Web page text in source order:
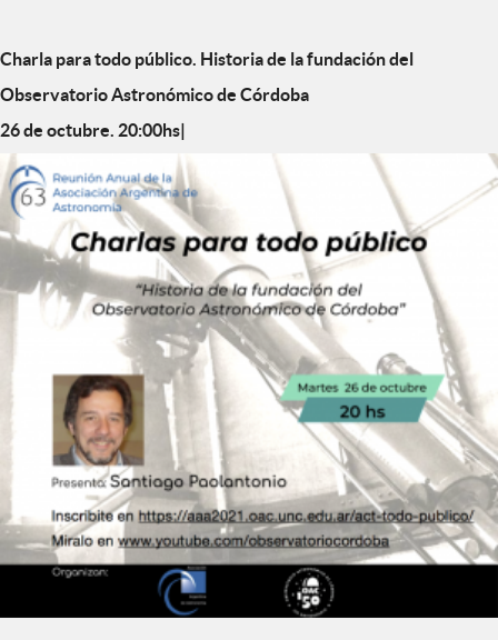
Charla para todo público. Historia de la fundación del
Observatorio Astronómico de Córdoba
26 de octubre. 20:00hs|